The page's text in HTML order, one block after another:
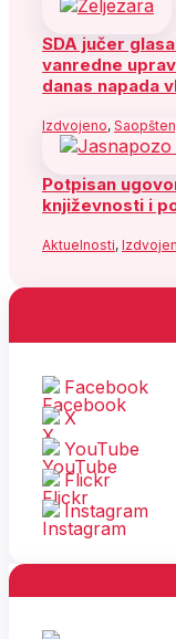
SDA jučer
vanredne
danas napada
Izdvojeno,
Potpisan
književnosti i
Aktuelnosti,
Facebook
X
YouTube
Flickr
Instagram